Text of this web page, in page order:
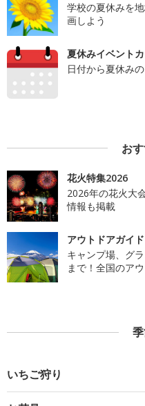
学校の夏休みを
画しよう
夏休みイベント
日付から夏休み
お
花火特集2026
2026年の花火大
情報も掲載
アウトドアガイド
キャンプ場、グ
まで！全国のア
いちご狩り